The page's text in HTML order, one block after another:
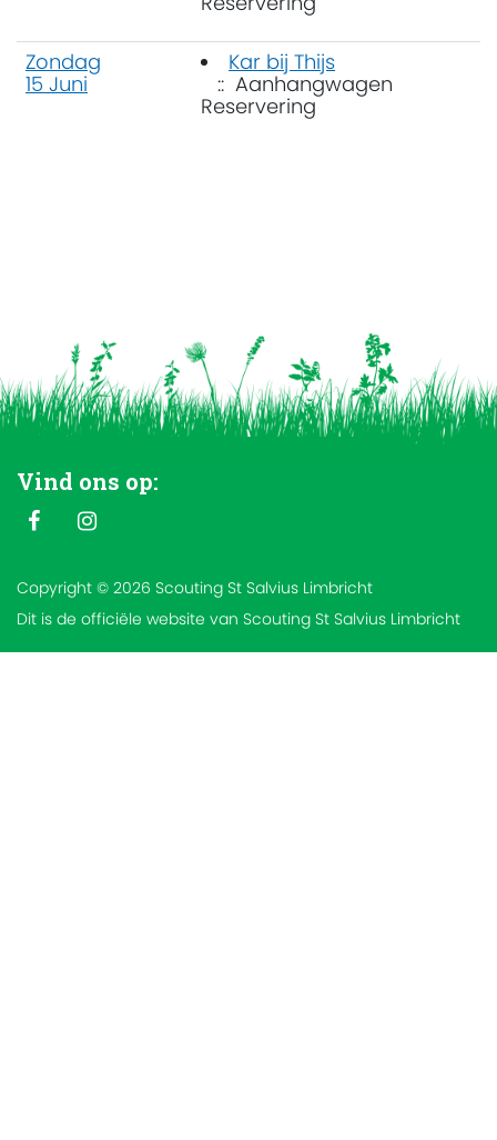
Zondag
15 Juni
Kar bij Thijs
:: Aanhangwagen
Reservering
Vind ons op:
Copyright © 2026 Scouting St Salvius Limbricht
Dit is de officiële website van Scouting St Salvius Limbricht